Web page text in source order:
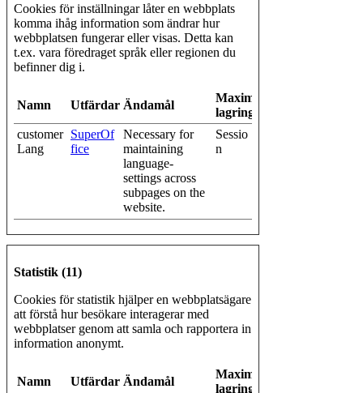
Cookies för inställningar låter en webbplats
komma ihåg information som ändrar hur
webbplatsen fungerar eller visas. Detta kan
t.ex. vara föredraget språk eller regionen du
befinner dig i.
Namn UtfärdareÄndamål
Maximal
lagringstid
customer
Lang
SuperOf
fice
Necessary for
maintaining
language-
settings across
subpages on the
website.
Sessio
n
Statistik (11)
Cookies för statistik hjälper en webbplatsägare
att förstå hur besökare interagerar med
webbplatser genom att samla och rapportera in
information anonymt.
Namn UtfärdareÄndamål
Maximal
lagringstid